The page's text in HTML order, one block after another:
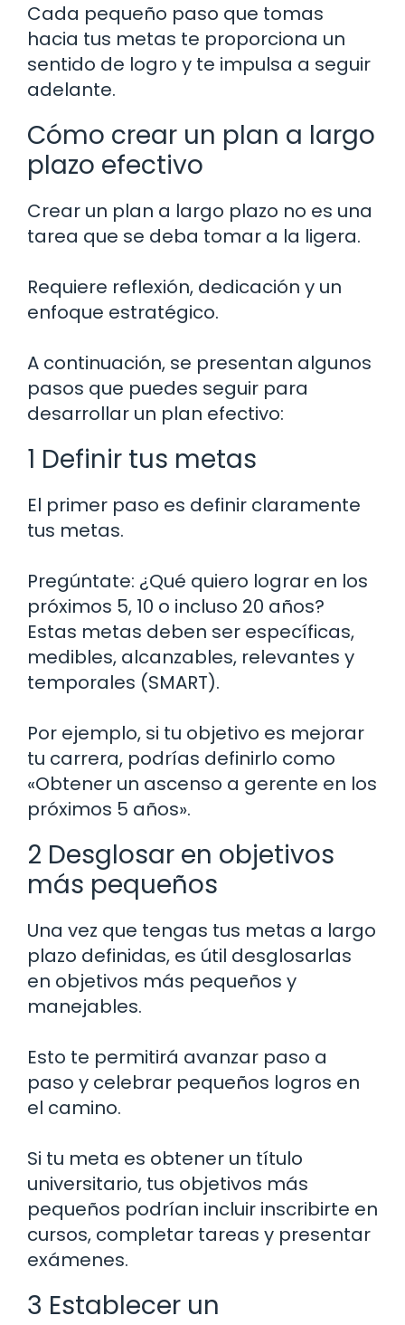
Cada pequeño paso que tomas
hacia tus metas te proporciona un
sentido de logro y te impulsa a seguir
adelante.
Cómo crear un plan a largo
plazo efectivo
Crear un plan a largo plazo no es una
tarea que se deba tomar a la ligera.
Requiere reflexión, dedicación y un
enfoque estratégico.
A continuación, se presentan algunos
pasos que puedes seguir para
desarrollar un plan efectivo:
1 Definir tus metas
El primer paso es definir claramente
tus metas.
Pregúntate: ¿Qué quiero lograr en los
próximos 5, 10 o incluso 20 años?
Estas metas deben ser específicas,
medibles, alcanzables, relevantes y
temporales (SMART).
Por ejemplo, si tu objetivo es mejorar
tu carrera, podrías definirlo como
«Obtener un ascenso a gerente en los
próximos 5 años».
2 Desglosar en objetivos
más pequeños
Una vez que tengas tus metas a largo
plazo definidas, es útil desglosarlas
en objetivos más pequeños y
manejables.
Esto te permitirá avanzar paso a
paso y celebrar pequeños logros en
el camino.
Si tu meta es obtener un título
universitario, tus objetivos más
pequeños podrían incluir inscribirte en
cursos, completar tareas y presentar
exámenes.
3 Establecer un